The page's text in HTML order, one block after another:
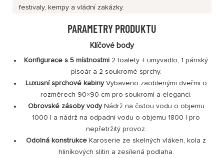
festivaly, kempy a vládní zakázky.
PARAMETRY PRODUKTU
Klíčové body
Konfigurace s 5 místnostmi 2 toalety + umyvadlo, 1 pánský
pisoár a 2 soukromé sprchy.
Luxusní sprchové kabiny Vybaveno zaoblenými dveřmi o
rozměrech 90×90 cm pro soukromí a eleganci.
Obrovské zásoby vody Nádrž na čistou vodu o objemu
1000 l a nádrž na odpadní vodu o objemu 1800 l pro
nepřetržitý provoz.
Odolná konstrukceKaroserie ze skelných vláken, kola z
hliníkových slitin a zesílená podlaha.